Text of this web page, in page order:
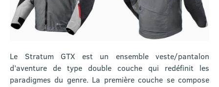
Le Stratum GTX est un ensemble veste/pantalon
d’aventure de type double couche qui redéfinit les
paradigmes du genre. La première couche se compose